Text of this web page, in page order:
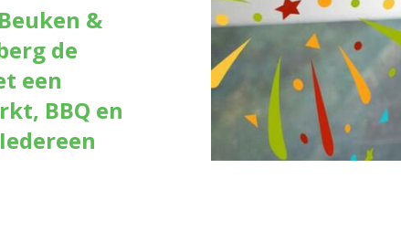
&
de
een
BBQ en